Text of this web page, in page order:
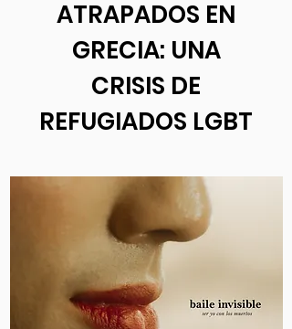
ATRAPADOS EN
GRECIA: UNA
CRISIS DE
REFUGIADOS LGBT